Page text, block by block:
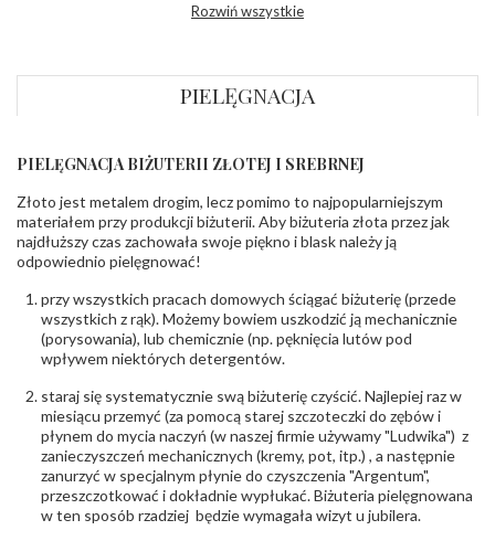
INNE PARAMETRY
Producent
odpowiedzialny:
Łazur sp.j. Kowalowy 134 38-200 Jasło; NIP:
6850004631; tel.13 44 56 100;
biuro@obraczki.pl ,PZ Stelmach Sp. z o.o. ul.
Północna 22 45-805 Opole; NIP 7542889545;
Tel. +48 77 54 90 100; biuro@stelmach.pl
Bezpieczeństwo
- rodzaj
ostrzeżenia:
Nie nadaje się dla dzieci w wieku poniżej 3 lat
, Elementy w wyrobie wykonane z białego złota
zawierają nikiel
Rozwiń wszystkie
PIELĘGNACJA
PIELĘGNACJA BIŻUTERII ZŁOTEJ I SREBRNEJ
Złoto jest metalem drogim, lecz pomimo to najpopularniejszym
materiałem przy produkcji biżuterii. Aby biżuteria złota przez jak
najdłuższy czas zachowała swoje piękno i blask należy ją
odpowiednio pielęgnować!
przy wszystkich pracach domowych ściągać biżuterię (przede
wszystkich z rąk). Możemy bowiem uszkodzić ją mechanicznie
(porysowania), lub chemicznie (np. pęknięcia lutów pod
wpływem niektórych detergentów.
staraj się systematycznie swą biżuterię czyścić. Najlepiej raz w
miesiącu przemyć (za pomocą starej szczoteczki do zębów i
płynem do mycia naczyń (w naszej firmie używamy "Ludwika") z
zanieczyszczeń mechanicznych (kremy, pot, itp.) , a następnie
zanurzyć w specjalnym płynie do czyszczenia "Argentum",
przeszczotkować i dokładnie wypłukać. Biżuteria pielęgnowana
w ten sposób rzadziej będzie wymagała wizyt u jubilera.